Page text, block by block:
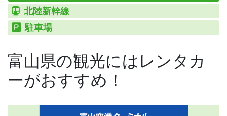
北陸新幹線
駐車場
富山県の観光にはレンタカ
ーがおすすめ！